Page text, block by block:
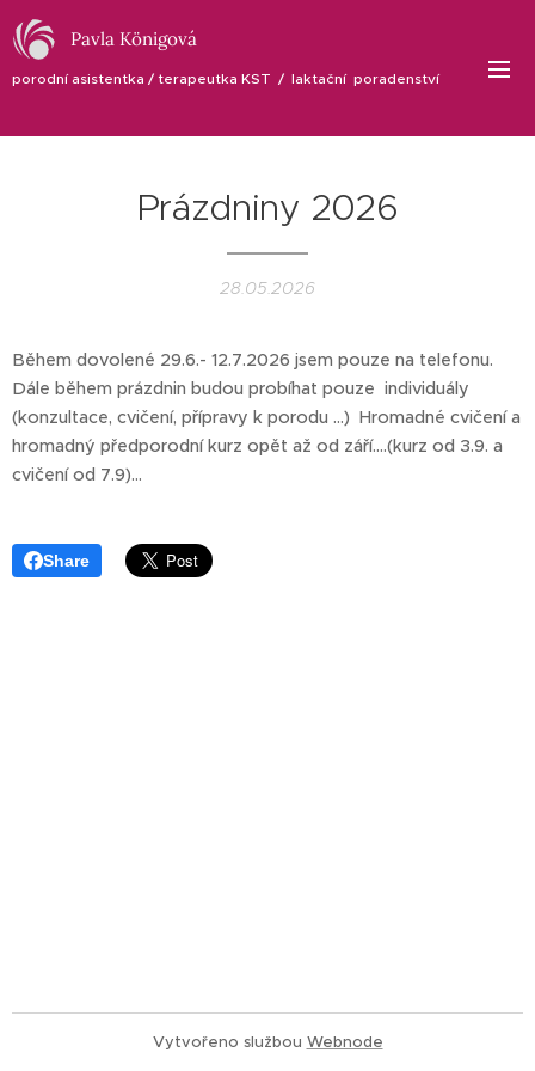
Pavla Königová
porodní asistentka / terapeutka KST / laktační poradenství
Prázdniny 2026
28.05.2026
Během dovolené 29.6.- 12.7.2026 jsem pouze na telefonu.
Dále během prázdnin budou probíhat pouze individuály
(konzultace, cvičení, přípravy k porodu ...) Hromadné cvičení a
hromadný předporodní kurz opět až od září....(kurz od 3.9. a
cvičení od 7.9)...
Share
Vytvořeno službou Webnode